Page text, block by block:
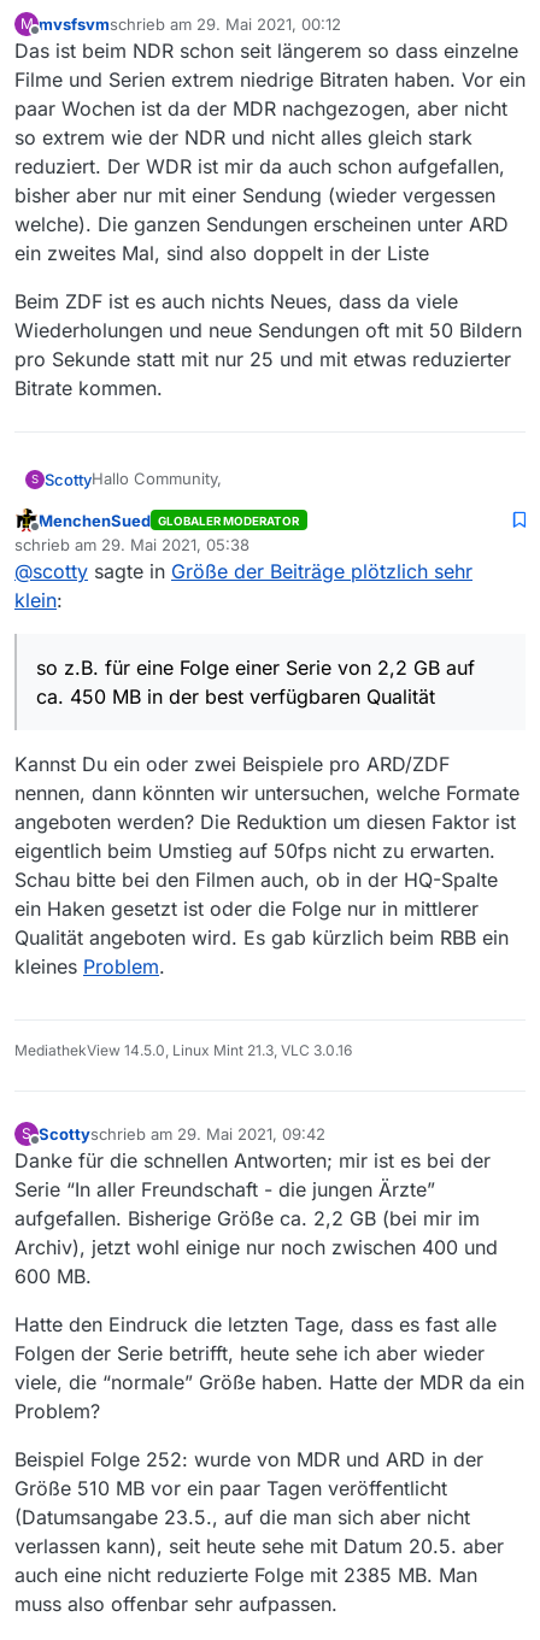
M
Offline
mvsfsvmschrieb am 29. Mai 2021, 00:12
zuletzt editiert von
Das ist beim NDR schon seit längerem so dass einzelne
Filme und Serien extrem niedrige Bitraten haben. Vor ein
paar Wochen ist da der MDR nachgezogen, aber nicht
so extrem wie der NDR und nicht alles gleich stark
reduziert. Der WDR ist mir da auch schon aufgefallen,
bisher aber nur mit einer Sendung (wieder vergessen
welche). Die ganzen Sendungen erscheinen unter ARD
ein zweites Mal, sind also doppelt in der Liste
Beim ZDF ist es auch nichts Neues, dass da viele
Wiederholungen und neue Sendungen oft mit 50 Bildern
pro Sekunde statt mit nur 25 und mit etwas reduzierter
Bitrate kommen.
S ScottyHallo Community,
vielleicht bin ich nicht der einizige, der das beobachtet
hat: Seit einigen Tagen haben sich die Größen der
ladbaren Beiträge aus den Mediatheken von ARD und
Damit einher geht ein gewaltiger Qualitätsverlust (für
einen HD Fan inakzeptabel), die mittlere und geringe
Qualität ist ensprechend noch viel kleiner.
Der Kundenservice von ARD hat mir versichert, keine
ein Softwareproblem bei mir?
Über eine Antwort würde ich mich freuen!
Offline
MenchenSued GLOBALER MODERATOR
schrieb am 29. Mai 2021, 05:38
zuletzt editiert von
@scotty sagte in Größe der Beiträge plötzlich sehr
klein:
so z.B. für eine Folge einer Serie von 2,2 GB auf
ca. 450 MB in der best verfügbaren Qualität
Kannst Du ein oder zwei Beispiele pro ARD/ZDF
nennen, dann könnten wir untersuchen, welche Formate
angeboten werden? Die Reduktion um diesen Faktor ist
eigentlich beim Umstieg auf 50fps nicht zu erwarten.
Schau bitte bei den Filmen auch, ob in der HQ-Spalte
ein Haken gesetzt ist oder die Folge nur in mittlerer
Qualität angeboten wird. Es gab kürzlich beim RBB ein
kleines Problem.
MediathekView 14.5.0, Linux Mint 21.3, VLC 3.0.16
S
Offline
Scottyschrieb am 29. Mai 2021, 09:42
zuletzt editiert von
Danke für die schnellen Antworten; mir ist es bei der
Serie “In aller Freundschaft - die jungen Ärzte”
aufgefallen. Bisherige Größe ca. 2,2 GB (bei mir im
Archiv), jetzt wohl einige nur noch zwischen 400 und
600 MB.
Hatte den Eindruck die letzten Tage, dass es fast alle
Folgen der Serie betrifft, heute sehe ich aber wieder
viele, die “normale” Größe haben. Hatte der MDR da ein
Problem?
Beispiel Folge 252: wurde von MDR und ARD in der
Größe 510 MB vor ein paar Tagen veröffentlicht
(Datumsangabe 23.5., auf die man sich aber nicht
verlassen kann), seit heute sehe mit Datum 20.5. aber
auch eine nicht reduzierte Folge mit 2385 MB. Man
muss also offenbar sehr aufpassen.